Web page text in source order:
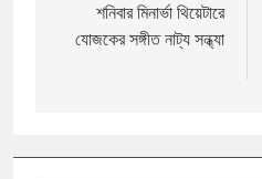
navigation
শনিবার মিনার্ভা থিয়েটারে
যোজকের সঙ্গীত নাট্য সন্ধ্যা